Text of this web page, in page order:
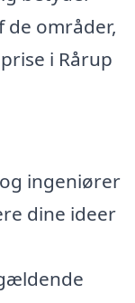
de områder,
i Rårup
ingeniører
dine ideer